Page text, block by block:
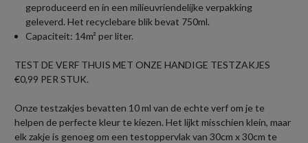
geproduceerd en in een milieuvriendelijke verpakking
geleverd. Het recyclebare blik bevat 750ml.
Capaciteit: 14m² per liter.
TEST DE VERF THUIS MET ONZE HANDIGE TESTZAKJES
€0,99 PER STUK.
Onze testzakjes bevatten 10 ml van de echte verf om je te
helpen de perfecte kleur te kiezen. Het lijkt misschien klein, maar
elk zakje is genoeg om een testoppervlak van 30cm x 30cm te